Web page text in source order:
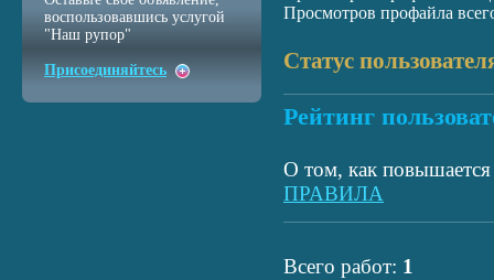
Просмотров профайла
Статус
Рейтинг
О том, как повышается
ПРАВИЛА
Всего работ: 1
воспользовавшись услугой
"Наш рупор"
Присоединяйтесь